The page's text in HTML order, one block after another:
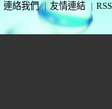
連絡我們 | 友情連結 | RSS